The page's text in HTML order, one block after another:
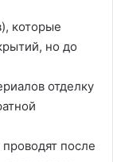
которые
но до
отделку
после